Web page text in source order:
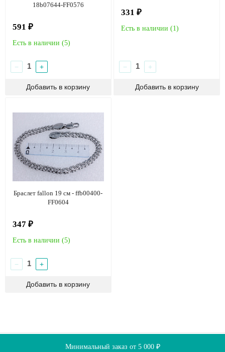
Минимальный заказ от 5 000 ₽
18b07644-FF0576
591 ₽
Есть в наличии (5)
− +
331 ₽
Есть в наличии (1)
− +
Браслет fallon 19 см - ffb00400-
FF0604
347 ₽
Есть в наличии (5)
− +
О компании Доставка Оплата Скидки